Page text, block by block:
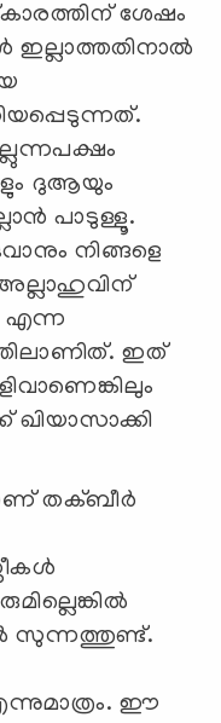
ശേഷം
ഇല്ലാത്തതിനാല്‍
ദുആയും
പാടുള്ളൂ.
നിങ്ങളെ
അല്ലാഹുവിന്
എന്ന
ഇത്
ഖിയാസാക്കി
തക്ബീര്‍
സുന്നത്തുണ്ട്.
ഈ